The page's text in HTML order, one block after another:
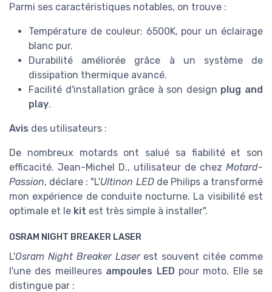
Parmi ses caractéristiques notables, on trouve :
Température de couleur: 6500K, pour un éclairage
blanc pur.
Durabilité améliorée grâce à un système de
dissipation thermique avancé.
Facilité d'installation grâce à son design plug and
play.
Avis des utilisateurs :
De nombreux motards ont salué sa fiabilité et son
efficacité. Jean-Michel D., utilisateur de chez Motard-
Passion, déclare : "L'Ultinon LEDde Philips a transformé
mon expérience de conduite nocturne. La visibilité est
optimale et le kit est très simple à installer".
OSRAM NIGHT BREAKER LASER
L'Osram Night Breaker Laserest souvent citée comme
l'une des meilleures ampoules LED pour moto. Elle se
distingue par :